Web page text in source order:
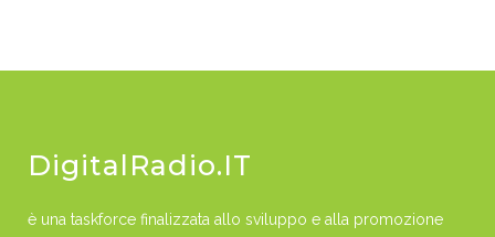
DigitalRadio.IT
è una taskforce finalizzata allo sviluppo e alla promozione